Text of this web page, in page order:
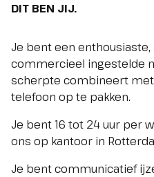
DIT BEN JIJ.
Je bent een
commercieel ingestelde
scherpte combineert
telefoon op te pakken.
Je bent 16 tot 24 uur per
ons op kantoor in
Je bent communicatief